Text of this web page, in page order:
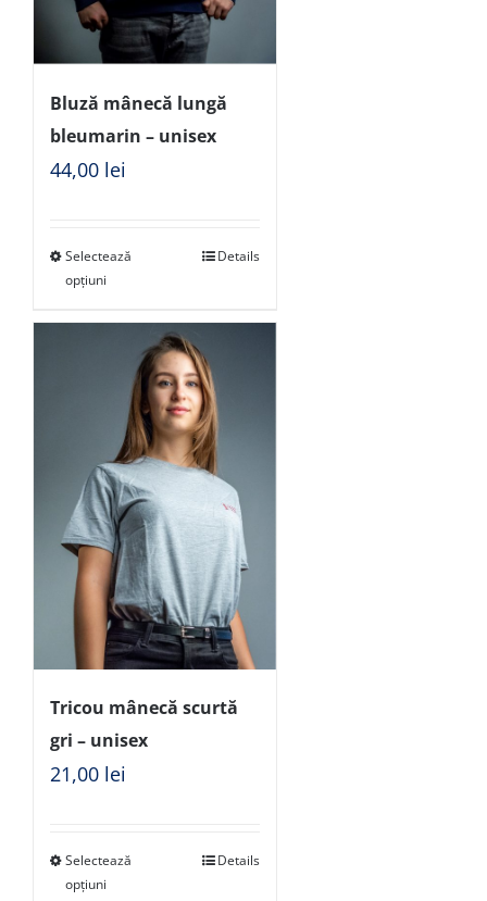
Bluză mânecă lungă
bleumarin – unisex
44,00 lei
Selectează
opțiuni
Details
Tricou mânecă scurtă
gri – unisex
21,00 lei
Selectează
opțiuni
Details